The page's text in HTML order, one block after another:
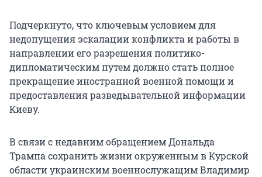
Подчеркнуто, что ключевым условием для
недопущения эскалации конфликта и работы в
направлении его разрешения политико-
дипломатическим путем должно стать полное
прекращение иностранной военной помощи и
предоставления разведывательной информации
Киеву.
В связи с недавним обращением Дональда
Трампа сохранить жизни окруженным в Курской
области украинским военнослужащим Владимир